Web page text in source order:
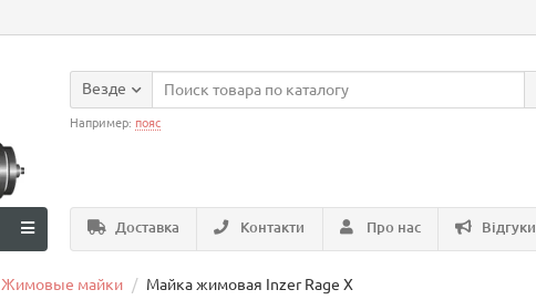
Везде
Например: пояс
Доставка Контакти Про нас Відгуки
Жимовые майки Майка жимовая Inzer Rage X